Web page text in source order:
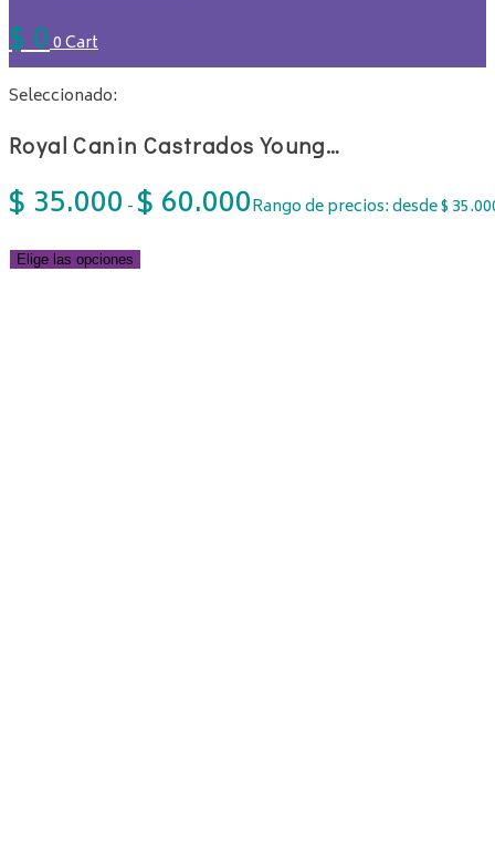
$00Cart
Seleccionado:
Royal Canin Castrados Young…
$ 35.000 - $60.000Rango de precios: desde $
Elige las opciones